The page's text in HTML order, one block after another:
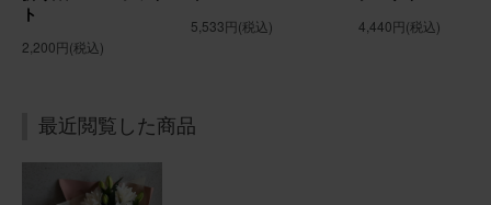
ト
2,200円(税込)
5,533円(税込) 4,440円(税込)
最近閲覧した商品